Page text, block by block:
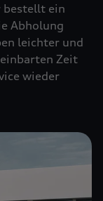
bestellt ein
Abholung
leichter und
Zeit
wieder